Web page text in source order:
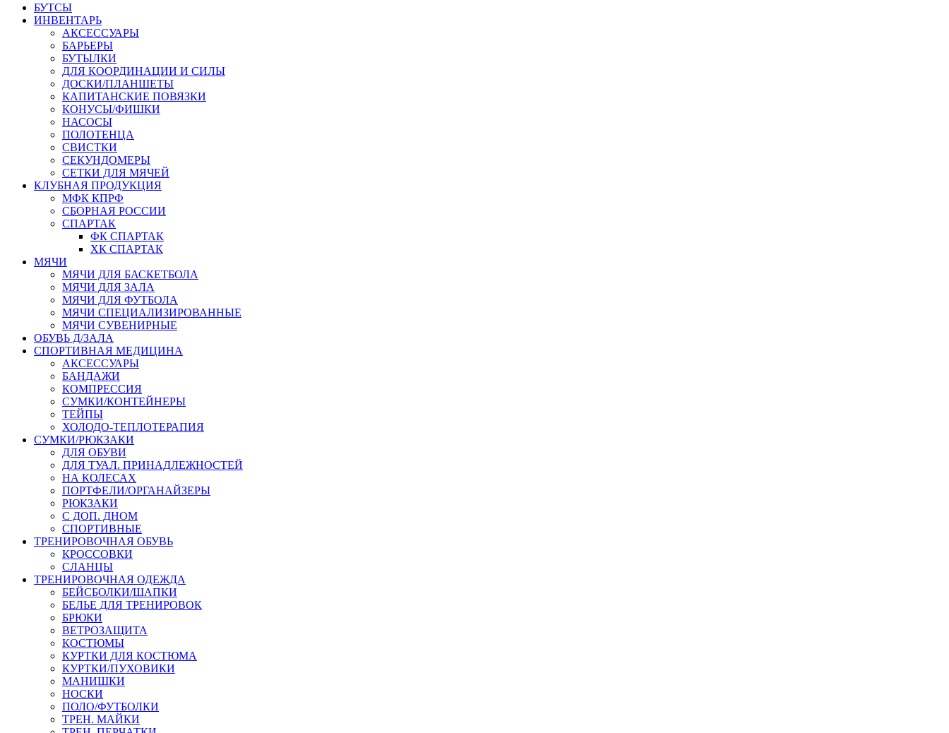
БУТСЫ
ИНВЕНТАРЬ
АКСЕССУАРЫ
БАРЬЕРЫ
БУТЫЛКИ
ДЛЯ КООРДИНАЦИИ И СИЛЫ
ДОСКИ/ПЛАНШЕТЫ
КАПИТАНСКИЕ ПОВЯЗКИ
КОНУСЫ/ФИШКИ
НАСОСЫ
ПОЛОТЕНЦА
СВИСТКИ
СЕКУНДОМЕРЫ
СЕТКИ ДЛЯ МЯЧЕЙ
КЛУБНАЯ ПРОДУКЦИЯ
МФК КПРФ
СБОРНАЯ РОССИИ
СПАРТАК
ФК СПАРТАК
ХК СПАРТАК
МЯЧИ
МЯЧИ ДЛЯ БАСКЕТБОЛА
МЯЧИ ДЛЯ ЗАЛА
МЯЧИ ДЛЯ ФУТБОЛА
МЯЧИ СПЕЦИАЛИЗИРОВАННЫЕ
МЯЧИ СУВЕНИРНЫЕ
ОБУВЬ Д/ЗАЛА
СПОРТИВНАЯ МЕДИЦИНА
АКСЕССУАРЫ
БАНДАЖИ
КОМПРЕССИЯ
СУМКИ/КОНТЕЙНЕРЫ
ТЕЙПЫ
ХОЛОДО-ТЕПЛОТЕРАПИЯ
СУМКИ/РЮКЗАКИ
ДЛЯ ОБУВИ
ДЛЯ ТУАЛ. ПРИНАДЛЕЖНОСТЕЙ
НА КОЛЕСАХ
ПОРТФЕЛИ/ОРГАНАЙЗЕРЫ
РЮКЗАКИ
С ДОП. ДНОМ
СПОРТИВНЫЕ
ТРЕНИРОВОЧНАЯ ОБУВЬ
КРОССОВКИ
СЛАНЦЫ
ТРЕНИРОВОЧНАЯ ОДЕЖДА
БЕЙСБОЛКИ/ШАПКИ
БЕЛЬЕ ДЛЯ ТРЕНИРОВОК
БРЮКИ
ВЕТРОЗАЩИТА
КОСТЮМЫ
КУРТКИ ДЛЯ КОСТЮМА
КУРТКИ/ПУХОВИКИ
МАНИШКИ
НОСКИ
ПОЛО/ФУТБОЛКИ
ТРЕН. МАЙКИ